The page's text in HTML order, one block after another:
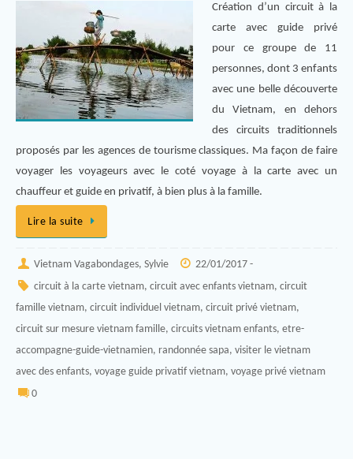
Création d’un circuit à la
carte avec guide privé
pour ce groupe de 11
personnes, dont 3 enfants
avec une belle découverte
du Vietnam, en dehors
des circuits traditionnels
proposés par les agences de tourisme classiques. Ma façon de faire
voyager les voyageurs avec le coté voyage à la carte avec un
chauffeur et guide en privatif, à bien plus à la famille.
Lire la suite
Vietnam Vagabondages, Sylvie 22/01/2017 -
circuit à la carte vietnam, circuit avec enfants vietnam, circuit
famille vietnam, circuit individuel vietnam, circuit privé vietnam,
circuit sur mesure vietnam famille, circuits vietnam enfants, etre-
accompagne-guide-vietnamien, randonnée sapa, visiter le vietnam
avec des enfants, voyage guide privatif vietnam, voyage privé vietnam
0